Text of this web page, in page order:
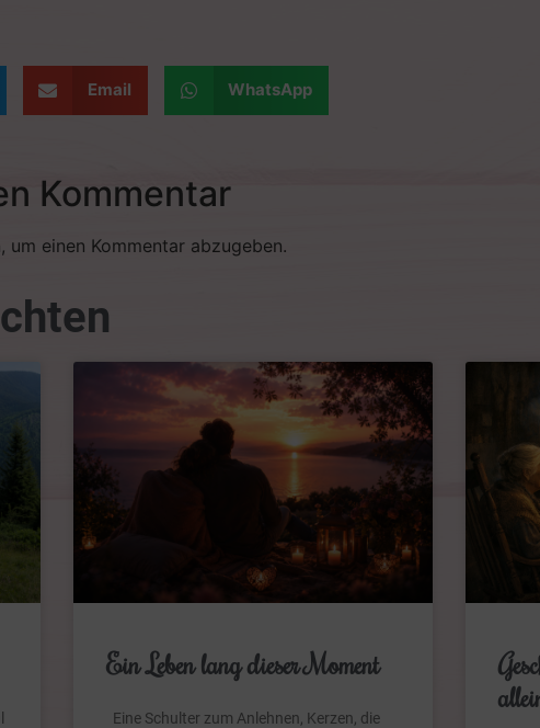
Email WhatsApp
Kommentar
um einen Kommentar abzugeben.
Ein Leben lang dieser Moment
Eine Schulter zum Anlehnen, Kerzen, die